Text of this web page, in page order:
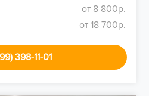
от 8 800р.
от 18 700р.
398-11-01